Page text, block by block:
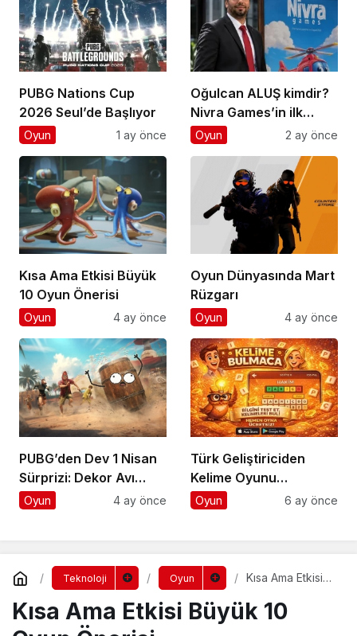
PUBG Nations Cup
2026 Seul’de Başlıyor
Oyun 1 ay önce
Oğulcan ALUŞ kimdir?
Nivra Games’in ilk
oyunu ne zaman
Oyun 2 ay önce
Kısa Ama Etkisi Büyük
10 Oyun Önerisi
Oyun 4 ay önce
Oyun Dünyasında Mart
Rüzgarı
Oyun 4 ay önce
PUBG’den Dev 1 Nisan
Sürprizi: Dekor Avı
Başladı!
Oyun 4 ay önce
Türk Geliştiriciden
Kelime Oyunu
Tutkunlarına Yeni
Oyun 6 ay önce
Teknoloji Oyun
Kısa Ama Etkisi
Önerisi
Kısa Ama Etkisi Büyük 10